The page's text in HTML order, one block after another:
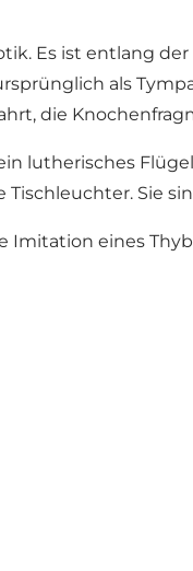
Es ist entlang
als
die
lutherisches
Sie
eines